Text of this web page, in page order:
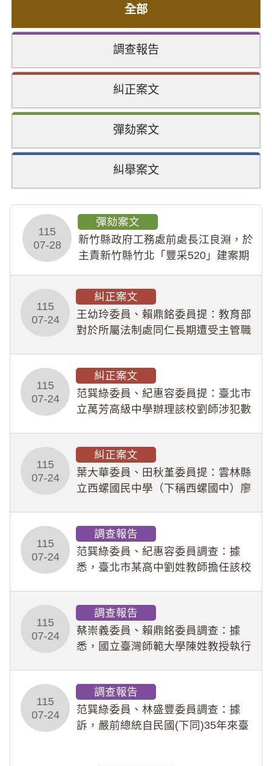
全部
調查報告
糾正案文
彈劾案文
糾舉案文
115
07-28
彈劾案文
新竹縣政府工務處前處長江良淵，於
主責新竹縣竹北「豐采520」建案期
幣1,483萬餘元，並長期收受建商餽
贈；復罔顧公共安全，圖利默許建商
於停工期間
115
07-24
糾正案文
王幼玲委員、賴鼎銘委員提：教育部
對於所屬法制處同仁長期遭受主管職
人員保障法」及「職業安全衛生法」
所定維護公務人員
115
07-24
糾正案文
范巽綠委員、紀惠容委員提：臺北市
立萬芳高級中學辦理該校劉師涉犯數
業把關與糾錯功能，不僅首份調查報
告漏未審酌師生不
115
07-24
糾正案文
葉大華委員、田秋堇委員提：雲林縣
立西螺國民中學（下稱西螺國中）廖
教羽球隊學生等行為，歷經該校校園
事件處理會議（下
115
07-24
調查報告
范巽綠委員、紀惠容委員調查：據
悉，臺北市某高中劉姓教師擔任該校
行拍攝特定樣態性影像並以手機傳送
劉師。該生因畏懼成
115
07-24
調查報告
蔡崇義委員、賴鼎銘委員調查：據
悉，國立臺灣師範大學陳姓教授執行
術倫理等情案調查報告。(115教調
31)
115
07-24
調查報告
范巽綠委員、林盛豐委員調查：據
訴，嚴前總統自民國(下同)35年來臺